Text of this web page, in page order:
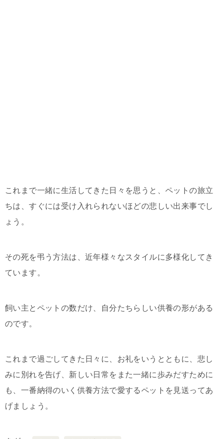
これまで一緒に生活してきた日々を思うと、ペットの旅立
ちは、すぐには受け入れられないほどの悲しい出来事でし
ょう。
その死を弔う方法は、近年様々なスタイルに多様化してき
ています。
飼い主とペットの数だけ、自分たちらしい供養の形がある
のです。
これまで過ごしてきた日々に、お礼をいうとともに、悲し
みに別れを告げ、新しい日常をまた一緒に歩みだすために
も、一番納得のいく供養方法で愛するペットを見送ってあ
げましょう。